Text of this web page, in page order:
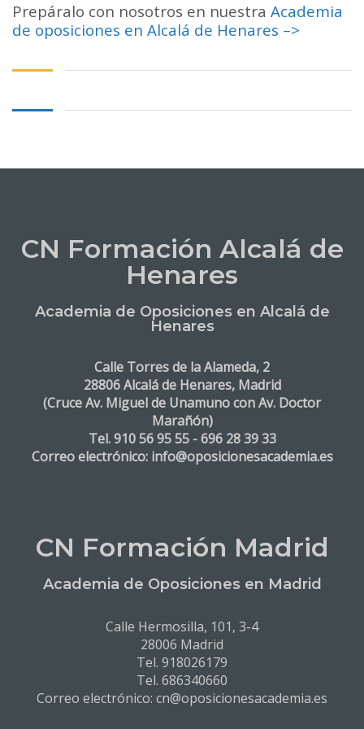
Prepáralo con nosotros en nuestra Academia
de oposiciones en Alcalá de Henares –>
CN Formación Alcalá de
Henares
Academia de Oposiciones en Alcalá de
Henares
Calle Torres de la Alameda, 2
28806 Alcalá de Henares, Madrid
(Cruce Av. Miguel de Unamuno con Av. Doctor
Marañón)
Tel. 910 56 95 55 - 696 28 39 33
Correo electrónico: info@oposicionesacademia.es
CN Formación Madrid
Academia de Oposiciones en Madrid
Calle Hermosilla, 101, 3-4
28006 Madrid
Tel. 918026179
Tel. 686340660
Correo electrónico: cn@oposicionesacademia.es